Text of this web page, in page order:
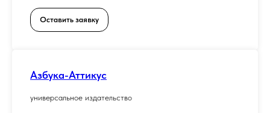
Оставить заявку
Азбука-Аттикус
универсальное издательство